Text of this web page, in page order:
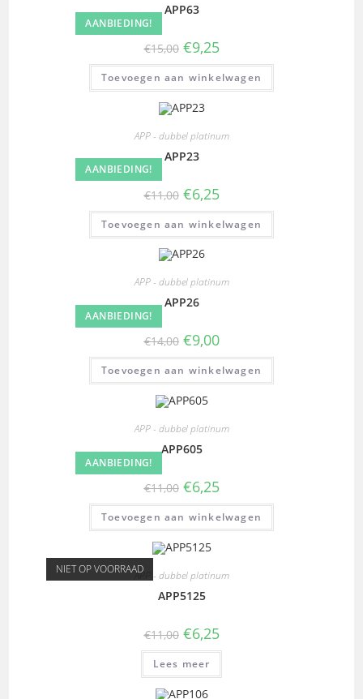
AANBIEDING!
APP63
€15,00 €9,25
Toevoegen aan winkelwagen
AANBIEDING!
APP - dubbel platinum
APP23
€11,00 €6,25
Toevoegen aan winkelwagen
AANBIEDING!
APP - dubbel platinum
APP26
€14,00 €9,00
Toevoegen aan winkelwagen
AANBIEDING!
APP - dubbel platinum
APP605
€11,00 €6,25
Toevoegen aan winkelwagen
NIET OP VOORRAADAPP - dubbel platinum
APP5125
€11,00 €6,25
Lees meer